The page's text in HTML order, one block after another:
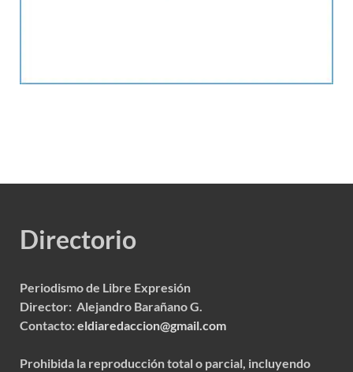
Directorio
Periodismo de Libre Expresión
Director: Alejandro Barañano G.
Contacto:eldiaredaccion@gmail.com
Prohibida la reproducción total o parcial, incluyendo